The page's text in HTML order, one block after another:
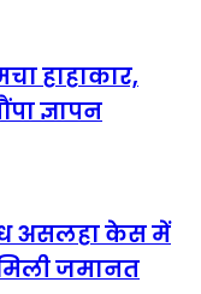
हाहाकार,
ज्ञापन
असलहा केस में
जमानत